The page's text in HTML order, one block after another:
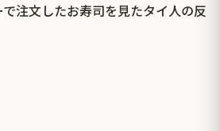
注文したお寿司を見たタイ人の反